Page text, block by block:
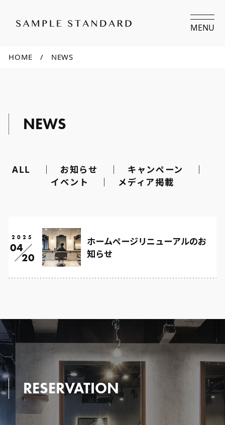
MENU
HOME NEWS
NEWS
ALL お知らせ
キャンペーン
イベント
メディア掲載
2025
04
20
ホームページリニューアルのお
知らせ
RESERVATION